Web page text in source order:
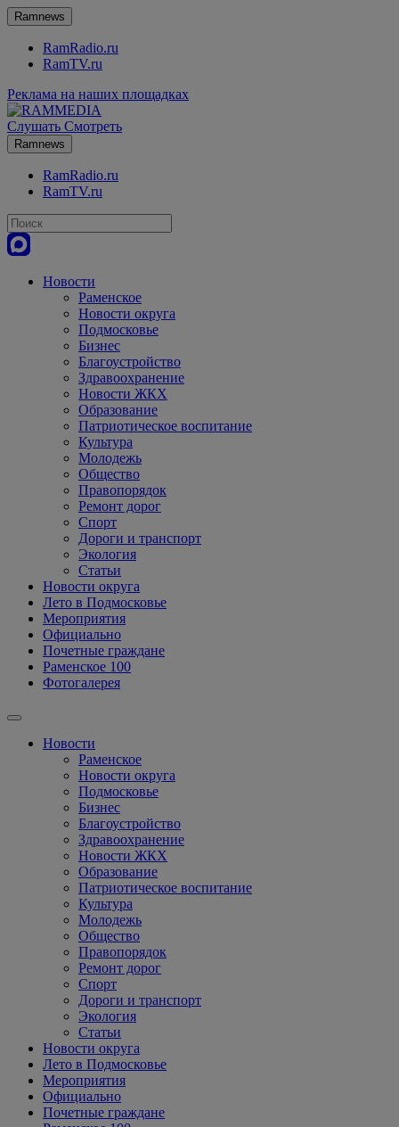
Ramnews
RamRadio.ru
RamTV.ru
Реклама на наших площадках
Слушать Смотреть
Ramnews
RamRadio.ru
RamTV.ru
Новости
Раменское
Новости округа
Подмосковье
Бизнес
Благоустройство
Здравоохранение
Новости ЖКХ
Образование
Патриотическое воспитание
Культура
Молодежь
Общество
Правопорядок
Ремонт дорог
Спорт
Дороги и транспорт
Экология
Статьи
Новости округа
Лето в Подмосковье
Мероприятия
Официально
Почетные граждане
Раменское 100
Фотогалерея
Новости
Раменское
Новости округа
Подмосковье
Бизнес
Благоустройство
Здравоохранение
Новости ЖКХ
Образование
Патриотическое воспитание
Культура
Молодежь
Общество
Правопорядок
Ремонт дорог
Спорт
Дороги и транспорт
Экология
Статьи
Новости округа
Лето в Подмосковье
Мероприятия
Официально
Почетные граждане